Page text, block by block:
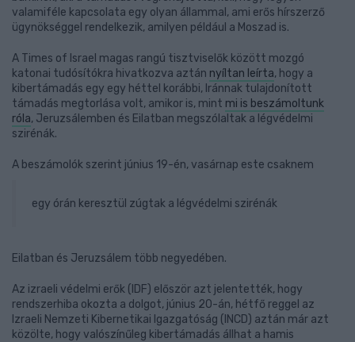
valamiféle kapcsolata egy olyan állammal, ami erős hírszerző
ügynökséggel rendelkezik, amilyen például a Moszad is.
A Times of Israel magas rangú tisztviselők között mozgó
katonai tudósítókra hivatkozva aztán nyíltan leírta, hogy a
kibertámadás egy egy héttel korábbi, Iránnak tulajdonított
támadás megtorlása volt, amikor is, mint mi is beszámoltunk
róla, Jeruzsálemben és Eilatban megszólaltak a légvédelmi
szirénák.
A beszámolók szerint június 19-én, vasárnap este csaknem
egy órán keresztül zúgtak a légvédelmi szirénák
Eilatban és Jeruzsálem több negyedében.
Az izraeli védelmi erők (IDF) először azt jelentették, hogy
rendszerhiba okozta a dolgot, június 20-án, hétfő reggel az
Izraeli Nemzeti Kibernetikai Igazgatóság (INCD) aztán már azt
közölte, hogy valószínűleg kibertámadás állhat a hamis